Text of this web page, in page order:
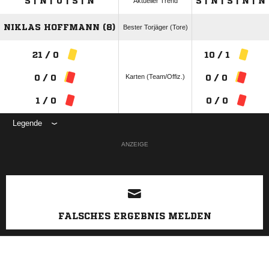
NIKLAS HOFFMANN (8) Bester Torjäger (Tore)
21 / 0
0 / 0
1 / 0
Karten (Team/Offiz.)
10 / 1
0 / 0
0 / 0
Legende
ANZEIGE
FALSCHES ERGEBNIS MELDEN